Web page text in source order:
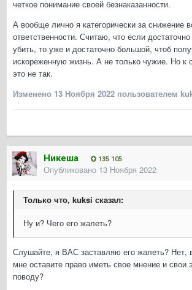
четкое понимание своей безнаказанности.
А вообще лично я категорически за снижение
ответственности. Считаю, что если
убить, то уже и достаточно большой, чтоб
искореженную жизнь. А не только чужие. Но к
это не так.
Изменено 13 Ноября 2022 пользователем
Никеша 135 105
Опубликовано 13 Ноября 2022
Только что, kuksi сказал:
Ну и? Чего его жалеть?
Слушайте, я ВАС заставляю его жалеть? Нет,
мне оставите право иметь свое мнение и свои
поводу?